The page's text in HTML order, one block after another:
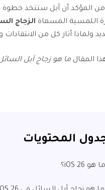
اللمسية المسماة الزجاج
ولماذا أثار كل من الانتقادات
المقالما هو زجاج آبل
المحتويات